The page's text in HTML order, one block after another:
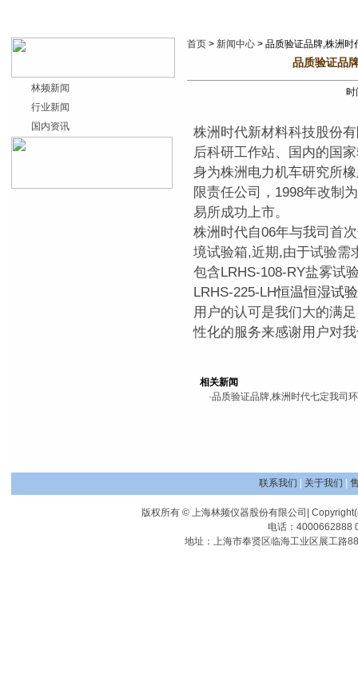
林频新闻
行业新闻
国内资讯
首页 > 新闻中心 > 品质验证品牌,株洲
品质验证品
株洲时代新材料科技股份
后科研工作站、国内的国
身为株洲电力机车研究所
限责任公司，1998年改制
易所成功上市。
株洲时代自06年与我司首
境试验箱,近期,由于试验需
包含LRHS-108-RY盐雾试
LRHS-225-LH恒温恒湿试
用户的认可是我们大的满
性化的服务来感谢用户对
相关新闻
·品质验证品牌,株洲时代七定我司
联系我们 关于我们
版权所有 © 上海林频仪器股份有限公司|
电话：4000662888
地址：上海市奉贤区临海工业区展工路